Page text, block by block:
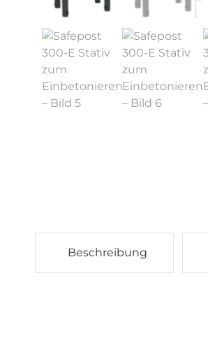
Beschreibung